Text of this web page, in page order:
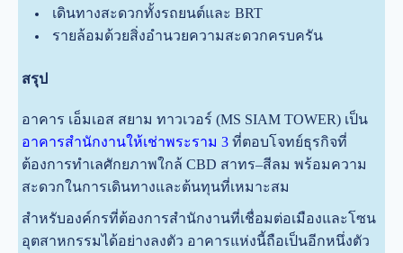
เดินทางสะดวกทั้งรถยนต์และ BRT
รายล้อมด้วยสิ่งอำนวยความสะดวกครบครัน
สรุป
อาคาร เอ็มเอส สยาม ทาวเวอร์ (MS SIAM TOWER) เป็น
อาคารสำนักงานให้เช่าพระราม 3 ที่ตอบโจทย์ธุรกิจที่
ต้องการทำเลศักยภาพใกล้ CBD สาทร–สีลม พร้อมความ
สะดวกในการเดินทางและต้นทุนที่เหมาะสม
สำหรับองค์กรที่ต้องการสำนักงานที่เชื่อมต่อเมืองและโซน
อุตสาหกรรมได้อย่างลงตัว อาคารแห่งนี้ถือเป็นอีกหนึ่งตัว